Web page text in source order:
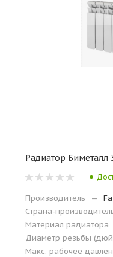
Радиатор Биметалл
Производитель —
Страна-
Материал радиатора
Диаметр резьбы
Макс. рабочее